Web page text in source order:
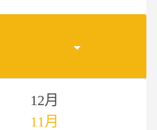
12月
11月